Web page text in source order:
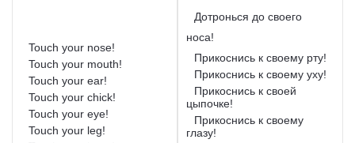
Touch your nose!
Touch your mouth!
Touch your ear!
Touch your chick!
Touch your eye!
Touch your leg!
Дотронься до своего
носа!
Прикоснись к своему рту!
Прикоснись к своему уху!
Прикоснись к своей
цыпочке!
Прикоснись к своему
глазу!